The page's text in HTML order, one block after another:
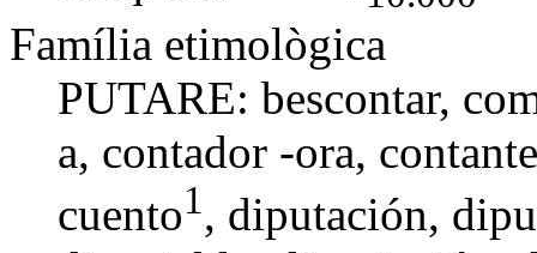
Família etimològica
PUTARE: bescontar,
a, contador -ora, contante
cuento1, diputación,